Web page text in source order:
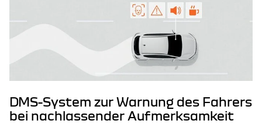
DMS-System zur Warnung des Fahrers
bei nachlassender Aufmerksamkeit